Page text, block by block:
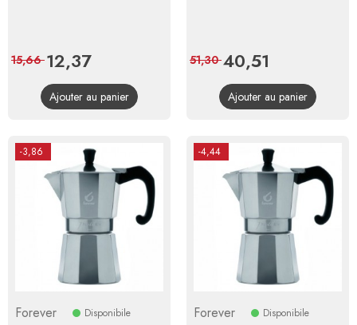
Prix
12,37
de
base
15,66
Ajouter au panier
Prix
40,51
de
base
51,30
Ajouter au panier
-3,86
Forever Disponibile
-4,44
Forever Disponibile